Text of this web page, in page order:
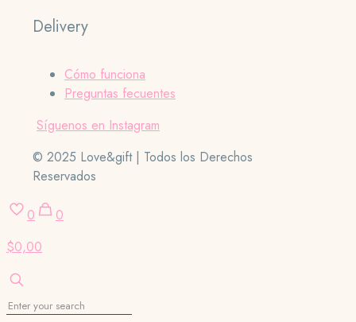
Delivery
Cómo funciona
Preguntas fecuentes
Síguenos en Instagram
© 2025 Love&gift | Todos los Derechos
Reservados
0
0
$0,00